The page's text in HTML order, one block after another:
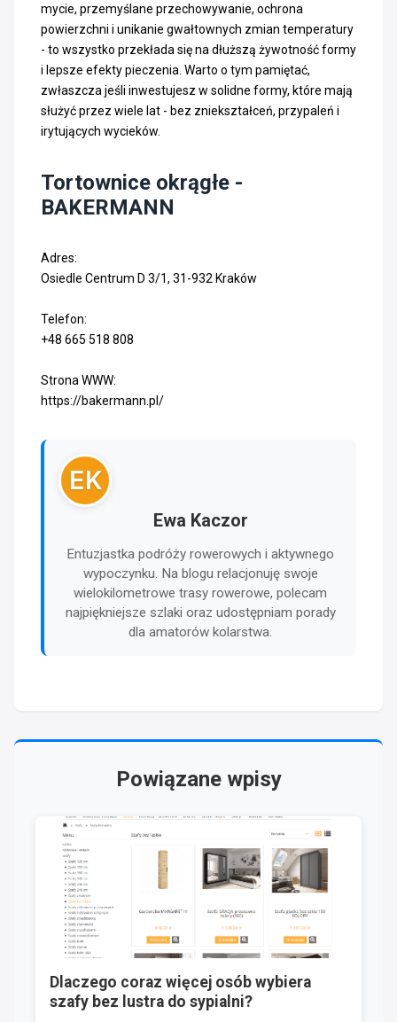
mycie, przemyślane przechowywanie, ochrona
powierzchni i unikanie gwałtownych zmian temperatury
- to wszystko przekłada się na dłuższą żywotność formy
i lepsze efekty pieczenia. Warto o tym pamiętać,
zwłaszcza jeśli inwestujesz w solidne formy, które mają
służyć przez wiele lat - bez zniekształceń, przypaleń i
irytujących wycieków.
Tortownice okrągłe -
BAKERMANN
Adres:
Osiedle Centrum D 3/1, 31-932 Kraków
Telefon:
+48 665 518 808
Strona WWW:
https://bakermann.pl/
EK
Ewa Kaczor
Entuzjastka podróży rowerowych i aktywnego
wypoczynku. Na blogu relacjonuję swoje
wielokilometrowe trasy rowerowe, polecam
najpiękniejsze szlaki oraz udostępniam porady
dla amatorów kolarstwa.
Powiązane wpisy
Dlaczego coraz więcej osób wybiera
szafy bez lustra do sypialni?